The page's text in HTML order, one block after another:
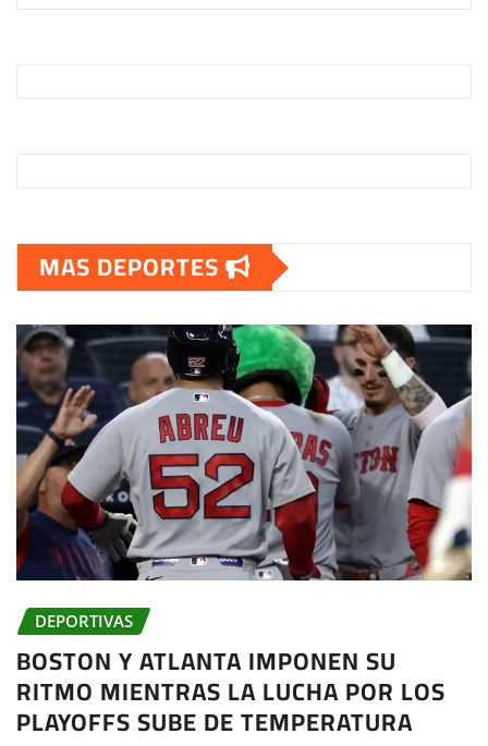
MAS DEPORTES
DEPORTIVAS
BOSTON Y ATLANTA IMPONEN SU
RITMO MIENTRAS LA LUCHA POR LOS
PLAYOFFS SUBE DE TEMPERATURA